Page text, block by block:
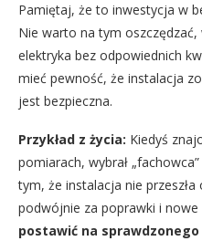
Pamiętaj, że to inwestycja w
Nie warto na tym
elektryka bez odpowiednich
mieć pewność, że instalacja
jest bezpieczna.
Przykład z życia: Kiedyś
pomiarach, wybrał
tym, że instalacja nie przeszła
podwójnie za poprawki i nowe
postawić na